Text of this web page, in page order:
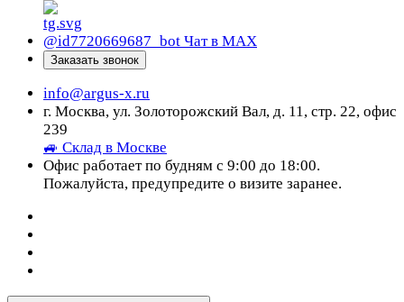
@id7720669687_bot Чат в МАХ
Заказать звонок
info@argus-x.ru
г. Москва, ул. Золоторожский Вал, д. 11, стр. 22, офис
239
🚙 Склад в Москве
Офис работает по будням с 9:00 до 18:00.
Пожалуйста, предупредите о визите заранее.